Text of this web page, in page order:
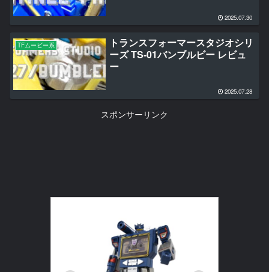
2025.07.30
TFムービー系
トランスフォーマースタジオシリ
ーズ TS-01バンブルビー レビュ
ー
2025.07.28
スポンサーリンク